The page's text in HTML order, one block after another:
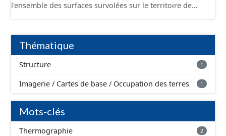
l'ensemble des surfaces survolées sur le territoire de
L'acquisition des données a été réalisée pendant la nuit
du 02/02/2015.
Thématique
Structure 1
Imagerie / Cartes de base / Occupation des terres 1
Mots-clés
Thermographie 2